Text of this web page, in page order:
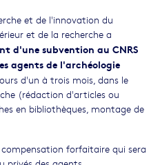
et de l'innovation du
et de la recherche a
d'une subvention au CNRS
agents de l'archéologie
d'un à trois mois, dans le
(rédaction d'articles ou
en bibliothèques, montage de
forfaitaire qui sera